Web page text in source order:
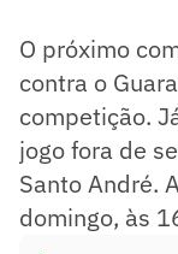
O próximo
contra o
competição.
jogo fora de
Santo André.
domingo, às